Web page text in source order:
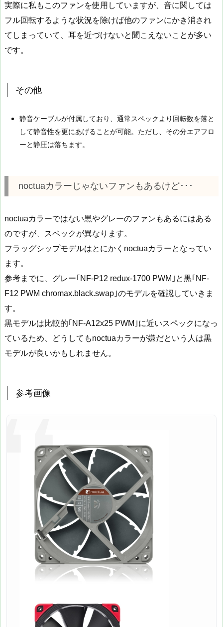
実際に私もこのファンを使用していますが、音に関しては
フル回転するような状況を除けば他のファンにかき消され
てしまっていて、耳を近づけないと聞こえないことが多い
です。
その他
静音ケーブルが付属しており、通常スペックより回転数を落と
して静音性を更にあげることが可能。ただし、その分エアフロ
ーと静圧は落ちます。
noctuaカラーじゃないファンもあるけど･･･
noctuaカラーではない黒やグレーのファンもあるにはある
のですが、スペックが異なります。
フラッグシップモデルはとにかくnoctuaカラーとなってい
ます。
参考までに、グレー｢NF-P12 redux-1700 PWM｣と黒｢NF-
F12 PWM chromax.black.swap｣のモデルを確認していきま
す。
黒モデルは比較的｢NF-A12x25 PWM｣に近いスペックになっ
ているため、どうしてもnoctuaカラーが嫌だという人は黒
モデルが良いかもしれません。
参考画像